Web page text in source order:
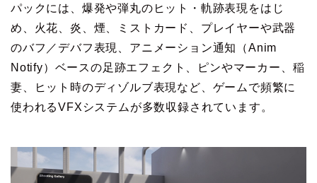
パックには、爆発や弾丸のヒット・軌跡表現をはじ
め、火花、炎、煙、ミストカード、プレイヤーや武器
のバフ／デバフ表現、アニメーション通知（Anim
Notify）ベースの足跡エフェクト、ピンやマーカー、稲
妻、ヒット時のディゾルブ表現など、ゲームで頻繁に
使われるVFXシステムが多数収録されています。